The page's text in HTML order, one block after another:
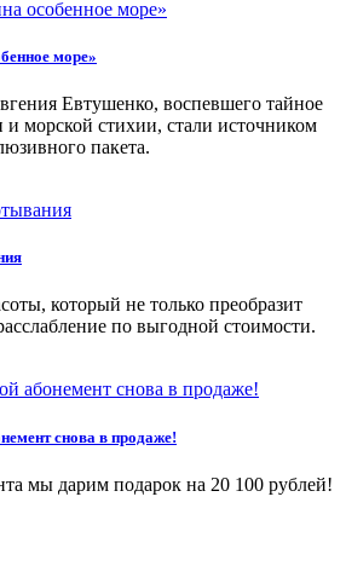
море»
Евтушенко, воспевшего тайное
морской стихии, стали источником
пакета.
который не только преобразит
по выгодной стоимости.
снова в продаже!
мы дарим подарок на 20 100 рублей!